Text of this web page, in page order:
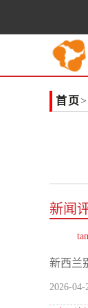
首页>
新闻
新西兰
2026-04-